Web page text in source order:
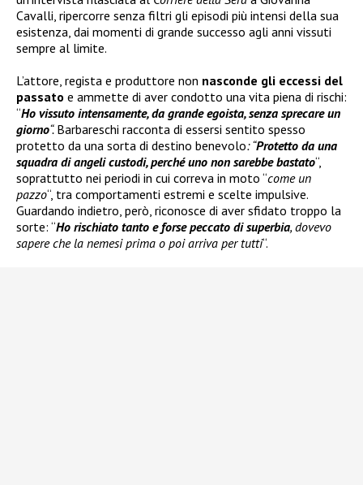
Cavalli, ripercorre senza filtri gli episodi più intensi della sua
esistenza, dai momenti di grande successo agli anni vissuti
sempre al limite.
L’attore, regista e produttore non nasconde gli eccessi del
passato e ammette di aver condotto una vita piena di rischi:
“Ho vissuto intensamente, da grande egoista, senza sprecare un
giorno“. Barbareschi racconta di essersi sentito spesso
protetto da una sorta di destino benevolo: “Protetto da una
squadra di angeli custodi, perché uno non sarebbe bastato“,
soprattutto nei periodi in cui correva in moto “come un
pazzo“, tra comportamenti estremi e scelte impulsive.
Guardando indietro, però, riconosce di aver sfidato troppo la
sorte: “Ho rischiato tanto e forse peccato di superbia, dovevo
sapere che la nemesi prima o poi arriva per tutti“.